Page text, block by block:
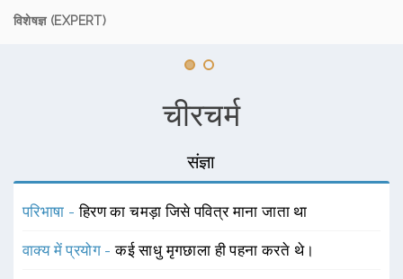
विशेषज्ञ (EXPERT)
चीरचर्म
संज्ञा
परिभाषा -हिरण का चमड़ा जिसे पवित्र माना जाता था
वाक्य में प्रयोग -कई साधु मृगछाला ही पहना करते थे।